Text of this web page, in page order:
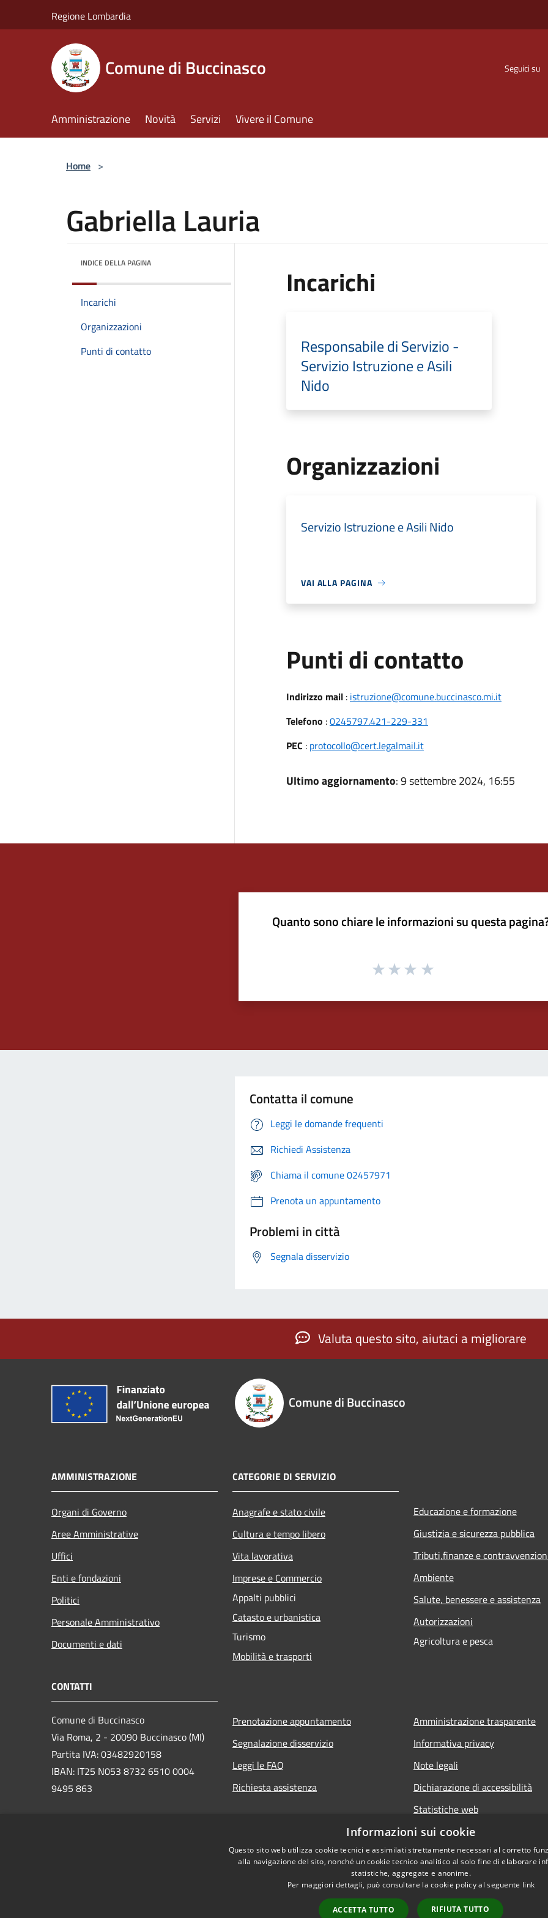
Regione Lombardia
Comune di Buccinasco Seguici su
Amministrazione Novità Servizi Vivere il Comune
Home >
Gabriella Lauria
INDICE DELLA PAGINA
Incarichi
Organizzazioni
Punti di contatto
Incarichi
Responsabile di Servizio -
Servizio Istruzione e Asili
Nido
Organizzazioni
Servizio Istruzione e Asili Nido
VAI ALLA PAGINA
Punti di contatto
Indirizzo mail: istruzione@comune.buccinasco.mi.it
Telefono :0245797.421-229-331
PEC : protocollo@cert.legalmail.it
Ultimo aggiornamento: 9 settembre 2024, 16:55
Quanto sono chiare le informazioni su questa
Contatta il comune
Leggi le domande frequenti
Richiedi Assistenza
Chiama il comune 02457971
Prenota un appuntamento
Problemi in città
Segnala disservizio
Valuta questo sito, aiutaci a migliorare
Comune di Buccinasco
AMMINISTRAZIONE
Organi di Governo
Aree Amministrative
Uffici
Enti e fondazioni
Politici
Personale Amministrativo
Documenti e dati
CATEGORIE DI SERVIZIO
Anagrafe e stato civile
Cultura e tempo libero
Vita lavorativa
Imprese e Commercio
Appalti pubblici
Catasto e urbanistica
Turismo
Mobilità e trasporti
Educazione e formazione
Giustizia e sicurezza pubblica
Tributi,finanze e
Ambiente
Salute, benessere e assistenza
Autorizzazioni
Agricoltura e pesca
CONTATTI
Comune di Buccinasco
Via Roma, 2 - 20090 Buccinasco (MI)
Partita IVA: 03482920158
IBAN: IT25 N053 8732 6510 0004
9495 863
Prenotazione appuntamento
Segnalazione disservizio
Leggi le FAQ
Richiesta assistenza
Amministrazione trasparente
Informativa privacy
Note legali
Dichiarazione di accessibilità
Statistiche web
Informazioni sui cookie
Questo sito web utilizza cookie tecnici e assimilati strettamente necessari al corretto
alla navigazione del sito, nonché un cookie tecnico analitico al solo fine di elaborare
statistiche, aggregate e anonime.
Per maggiori dettagli, può consultare la cookie policy al seguente link
ACCETTA TUTTO RIFIUTA TUTTO